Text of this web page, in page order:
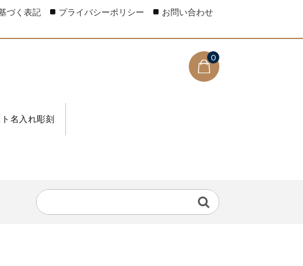
0
名入れ彫刻
づく表記 プライバシーポリシー お問い合わせ